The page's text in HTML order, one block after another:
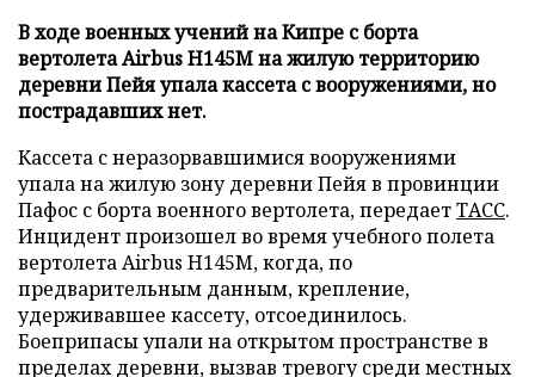
В ходе военных учений на Кипре с борта
вертолета Airbus H145M на жилую территорию
деревни Пейя упала кассета с вооружениями, но
пострадавших нет.
Кассета с неразорвавшимися вооружениями
упала на жилую зону деревни Пейя в провинции
Пафос с борта военного вертолета, передаетТАСС.
Инцидент произошел во время учебного полета
вертолета Airbus H145M, когда, по
предварительным данным, крепление,
удерживавшее кассету, отсоединилось.
Боеприпасы упали на открытом пространстве в
пределах деревни, вызвав тревогу среди местных